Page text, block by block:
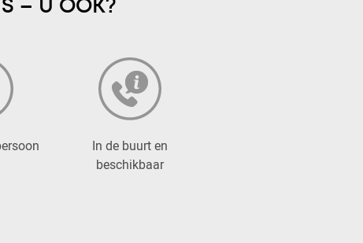
– U OOK?
In de buurt en
beschikbaar